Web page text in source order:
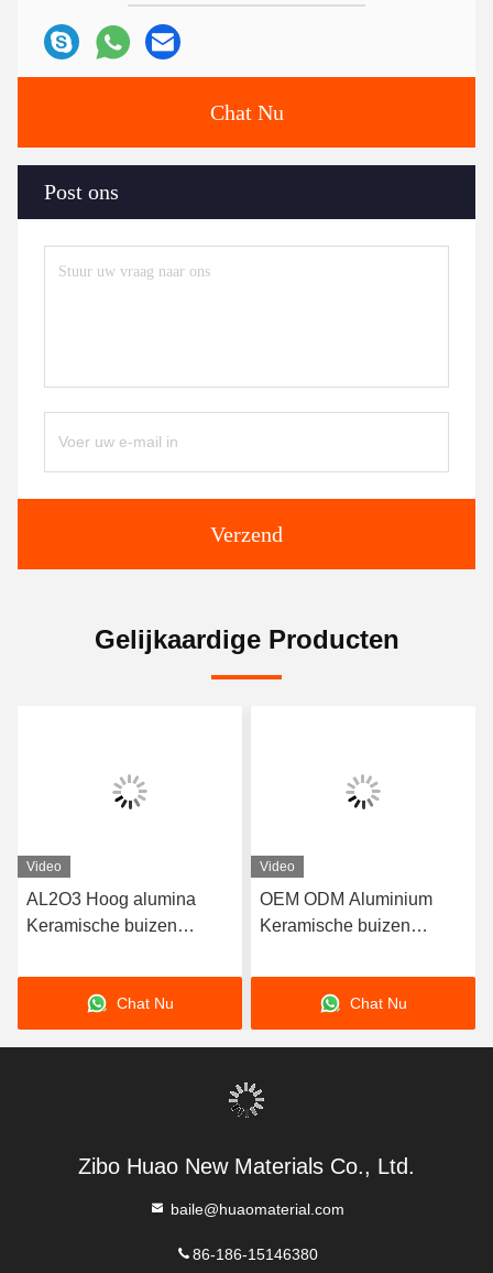
Chat Nu
Post ons
Verzend
Gelijkaardige Producten
Video
AL2O3 Hoog alumina
Keramische buizen
Chat Nu
Video
OEM ODM Aluminium
Keramische buizen
hardheid
Chat Nu
Zibo Huao New Materials Co., Ltd.
baile@huaomaterial.com
86-186-15146380